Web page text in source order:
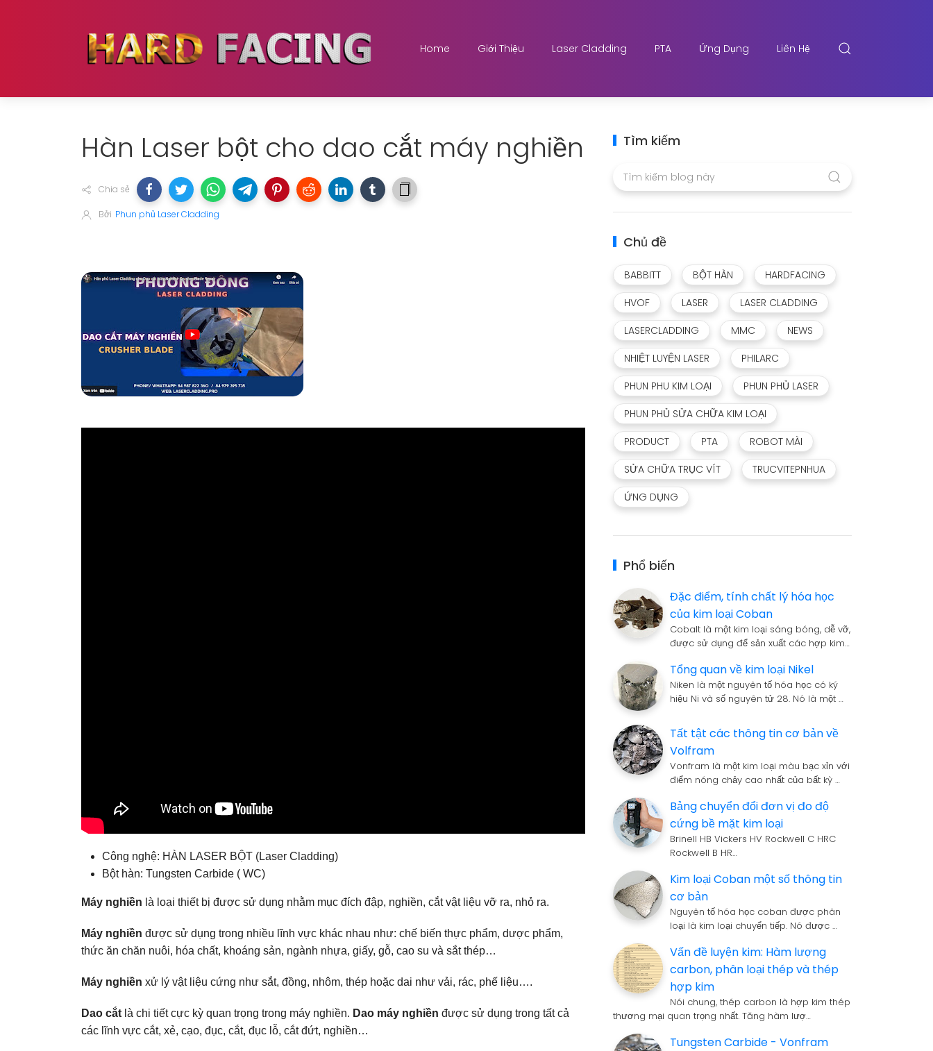
Home Giới Thiệu Laser Cladding PTA Ứng Dụng Liên Hệ
Hàn Laser bột cho dao cắt máy nghiền
Chia sẻ
Bởi Phun phủ Laser Cladding
Công nghệ: HÀN LASER BỘT (Laser Cladding)
Bột hàn: Tungsten Carbide ( WC)
Máy nghiền là loại thiết bị được sử dụng nhằm mục đích đập, nghiền, cắt vật liệu vỡ ra, nhỏ ra.
Máy nghiền được sử dụng trong nhiều lĩnh vực khác nhau như: chế biến thực phẩm, dược phẩm,
thức ăn chăn nuôi, hóa chất, khoáng sản, ngành nhựa, giấy, gỗ, cao su và sắt thép…
Máy nghiền xử lý vật liệu cứng như sắt, đồng, nhôm, thép hoặc dai như vải, rác, phế liệu….
Dao cắt là chi tiết cực kỳ quan trọng trong máy nghiền. Dao máy nghiền được sử dụng trong tất cả
các lĩnh vực cắt, xẻ, cạo, đục, cắt, đục lỗ, cắt đứt, nghiền…
Tìm kiếm
Chủ đề
BABBITT BỘT HÀN
HARDFACING
HVOF
LASER
LASER CLADDING
LASERCLADDING
MMC
NEWS
NHIỆT LUYỆN LASER
PHILARC
PHUN PHU KIM LOẠI
PHUN PHỦ LASER
PHUN PHỦ SỬA CHỮA KIM LOẠI
PRODUCT
PTA
ROBOT MÀI
SỬA CHỮA TRỤC VÍT
TRUCVITEPNHUA
ỨNG DỤNG
Phổ biến
Đặc điểm, tính chất lý hóa học
của kim loại Coban
Cobalt là một kim loại sáng bóng, dễ vỡ,
được sử dụng để sản xuất các hợp kim…
Tổng quan về kim loại Nikel
Niken là một nguyên tố hóa học có ký
hiệu Ni và số nguyên tử 28. Nó là một …
Tất tật các thông tin cơ bản về
Volfram
Vonfram là một kim loại màu bạc xỉn với
điểm nóng chảy cao nhất của bất kỳ …
Bảng chuyển đổi đơn vị đo độ
cứng bề mặt kim loại
Brinell HB Vickers HV Rockwell C HRC
Rockwell B HR…
Kim loại Coban một số thông tin
cơ bản
Nguyên tố hóa học coban được phân
loại là kim loại chuyển tiếp. Nó được …
Vấn đề luyện kim: Hàm lượng
carbon, phân loại thép và thép
hợp kim
Nói chung, thép carbon là hợp kim thép
thương mại quan trọng nhất. Tăng hàm lượ…
Tungsten Carbide - Vonfram